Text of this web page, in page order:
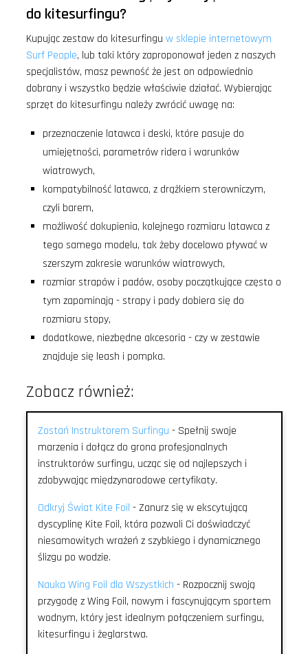
do kitesurfingu?
Kupując zestaw do kitesurfingu w sklepie internetowym
Surf People, lub taki który zaproponował jeden z naszych
specjalistów, masz pewność że jest on odpowiednio
dobrany i wszystko będzie właściwie działać. Wybierając
sprzęt do kitesurfingu należy zwrócić uwagę na:
przeznaczenie latawca i deski, które pasuje do
umiejętności, parametrów ridera i warunków
wiatrowych,
kompatybilność latawca, z drążkiem sterowniczym,
czyli barem,
możliwość dokupienia, kolejnego rozmiaru latawca z
tego samego modelu, tak żeby docelowo pływać w
szerszym zakresie warunków wiatrowych,
rozmiar strapów i padów, osoby początkujące często o
tym zapominają - strapy i pady dobiera się do
rozmiaru stopy,
dodatkowe, niezbędne akcesoria - czy w zestawie
znajduje się leash i pompka.
Zobacz również:
Zostań Instruktorem Surfingu - Spełnij swoje
marzenia i dołącz do grona profesjonalnych
instruktorów surfingu, ucząc się od najlepszych i
zdobywając międzynarodowe certyfikaty.
Odkryj Świat Kite Foil - Zanurz się w ekscytującą
dyscyplinę Kite Foil, która pozwoli Ci doświadczyć
niesamowitych wrażeń z szybkiego i dynamicznego
ślizgu po wodzie.
Nauka Wing Foil dla Wszystkich - Rozpocznij swoją
przygodę z Wing Foil, nowym i fascynującym sportem
wodnym, który jest idealnym połączeniem surfingu,
kitesurfingu i żeglarstwa.